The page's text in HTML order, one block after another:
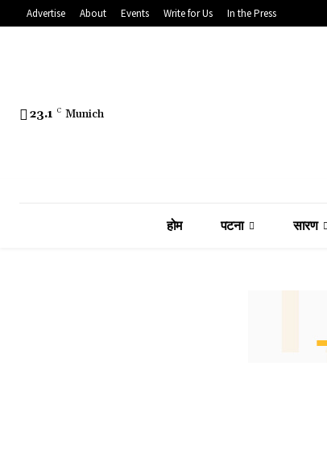
Advertise About Events Write for Us In the Press
23.1 C Munich
होम पटना सारण